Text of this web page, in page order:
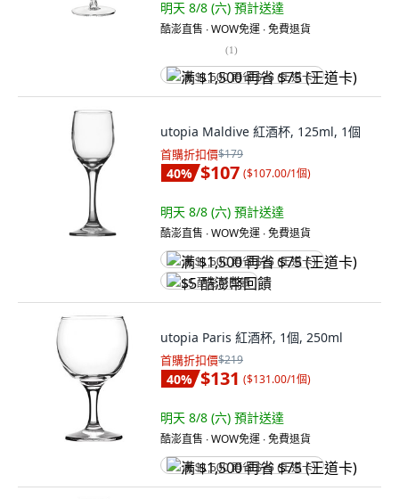
明天 8/8 (六) 預計送達
酷澎直售 ∙ WOW免運 ∙ 免費退貨
(1)
满 $1,500 再省 $75 (王道卡)
utopia Maldive 紅酒杯, 125ml, 1個
首購折扣價$179
40% $107 ($107.00/1個)
明天 8/8 (六) 預計送達
酷澎直售 ∙ WOW免運 ∙ 免費退貨
满 $1,500 再省 $75 (王道卡)
$5 酷澎幣回饋
utopia Paris 紅酒杯, 1個, 250ml
首購折扣價$219
40% $131 ($131.00/1個)
明天 8/8 (六) 預計送達
酷澎直售 ∙ WOW免運 ∙ 免費退貨
满 $1,500 再省 $75 (王道卡)